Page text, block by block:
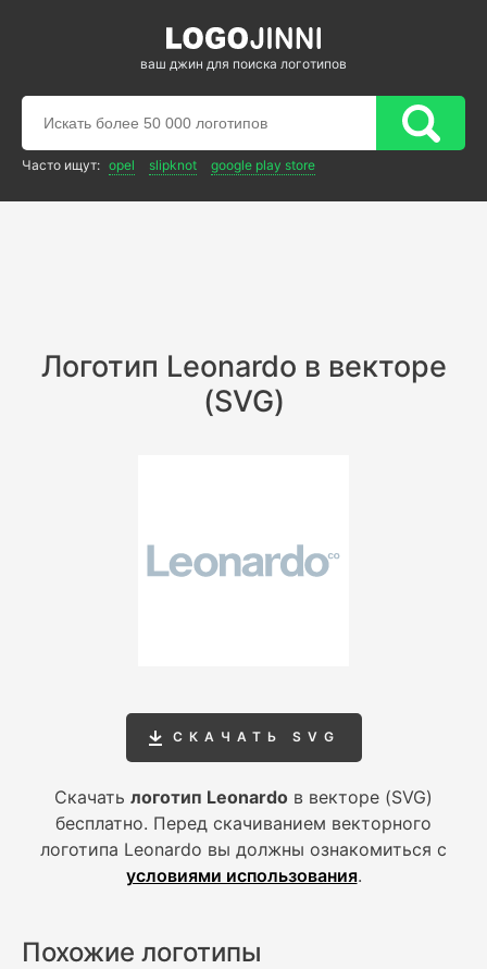
ваш джин для поиска логотипов
Часто ищут: opel slipknot google play store
Логотип Leonardo в векторе
(SVG)
СКАЧАТЬ SVG
Скачать логотип Leonardo в векторе (SVG)
бесплатно. Перед скачиванием векторного
логотипа Leonardo вы должны ознакомиться с
условиями использования.
Похожие логотипы